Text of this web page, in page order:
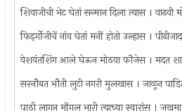
शिवाजीची भेट घेतां सन्मान दिला त्यास । वाढवी
फिड्‌र्गोजीचें नांव घेतां मनीं होतो उल्हास ।
येशवंतशिंग आले घेऊन मोठया फौजेस । मदत
सरनौबत भौती लुटी नगरी मुलखास । जाळून
पाठी लागून मोंगल भारी त्याच्या स्वारांस ।